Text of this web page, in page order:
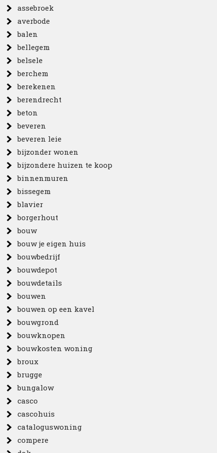
assebroek
averbode
balen
bellegem
belsele
berchem
berekenen
berendrecht
beton
beveren
beveren leie
bijzonder wonen
bijzondere huizen te koop
binnenmuren
bissegem
blavier
borgerhout
bouw
bouw je eigen huis
bouwbedrijf
bouwdepot
bouwdetails
bouwen
bouwen op een kavel
bouwgrond
bouwknopen
bouwkosten woning
broux
brugge
bungalow
casco
cascohuis
cataloguswoning
compere